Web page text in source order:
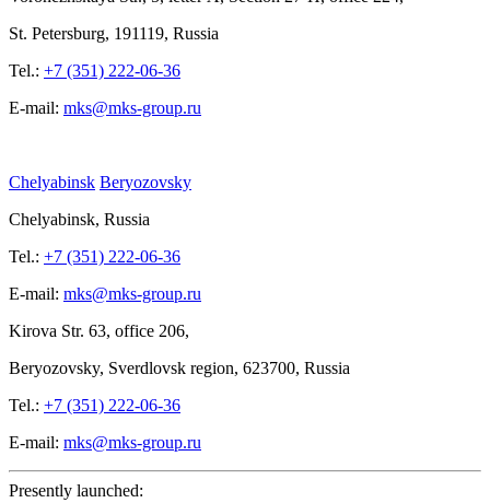
St. Petersburg, 191119, Russia
Tel.: +7 (351) 222-06-36
E-mail: mks@mks-group.ru
Chelyabinsk Beryozovsky
Chelyabinsk, Russia
Tel.: +7 (351) 222-06-36
E-mail: mks@mks-group.ru
Kirova Str. 63, office 206,
Beryozovsky, Sverdlovsk region, 623700, Russia
Tel.: +7 (351) 222-06-36
E-mail: mks@mks-group.ru
Presently launched: